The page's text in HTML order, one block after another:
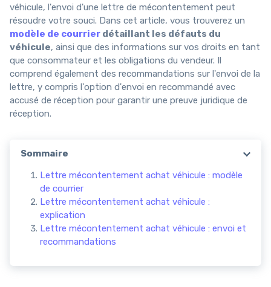
véhicule, l'envoi d'une lettre de mécontentement peut
résoudre votre souci. Dans cet article, vous trouverez un
modèle de courrier détaillant les défauts du
véhicule, ainsi que des informations sur vos droits en tant
que consommateur et les obligations du vendeur. Il
comprend également des recommandations sur l'envoi de la
lettre, y compris l'option d'envoi en recommandé avec
accusé de réception pour garantir une preuve juridique de
réception.
Sommaire
Lettre mécontentement achat véhicule : modèle
de courrier
Lettre mécontentement achat véhicule :
explication
Lettre mécontentement achat véhicule : envoi et
recommandations